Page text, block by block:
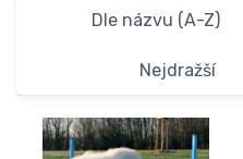
Dle názvu (A-Z)
Nejdražší